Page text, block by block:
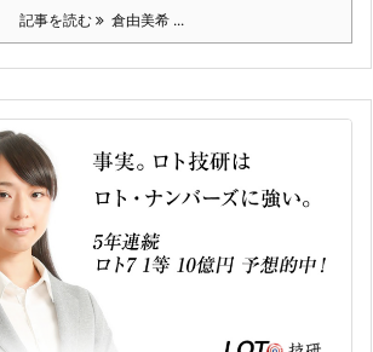
記事を読む 倉由美希 ...